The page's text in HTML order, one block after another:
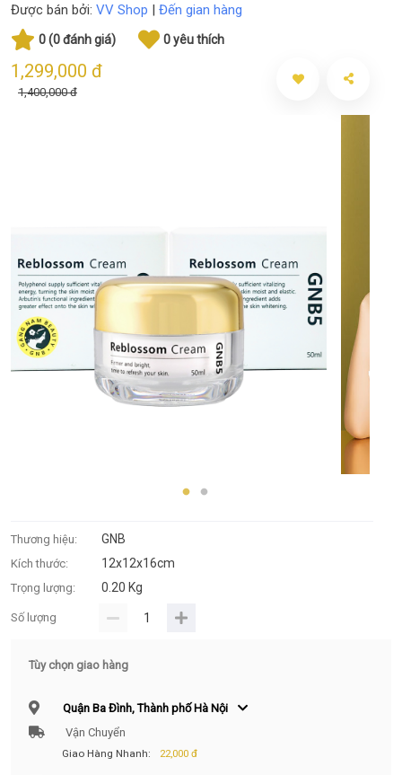
Được bán bởi: VV Shop | Đến gian hàng
0 (0 đánh giá) 0 yêu thích
1,299,000 đ
1,400,000 đ
Thương hiệu: GNB
Kích thước: 12x12x16cm
Trọng lượng: 0.20 Kg
Số lượng
Tùy chọn giao hàng
Quận Ba Đình, Thành phố Hà Nội
Vận Chuyển
Giao Hàng Nhanh: 22,000 đ